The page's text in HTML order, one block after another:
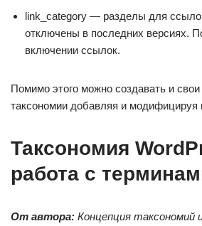
link_category — разделы для
отключены в последних версиях.
включении ссылок.
Помимо этого можно создавать и
таксономии добавляя и модифицируя
Таксономия
работа с
От автора: Концепция таксономий